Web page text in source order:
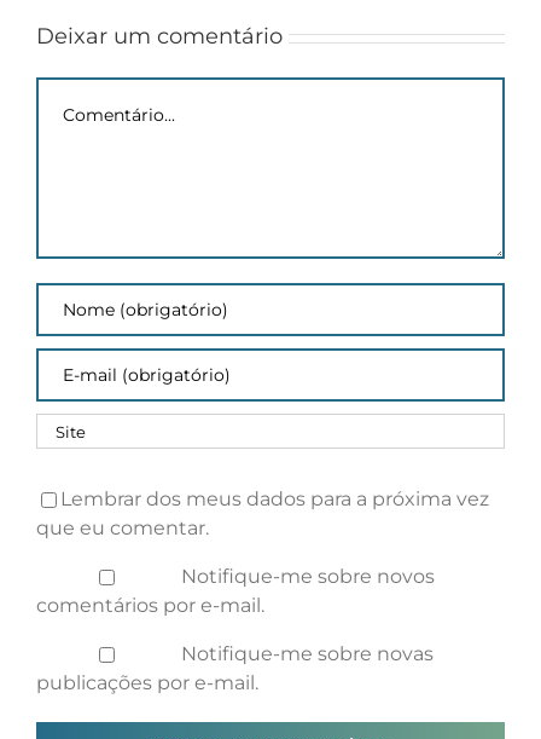
pesquisa
Deixar um comentário
Lembrar dos meus dados para a próxima vez
que eu comentar.
Notifique-me sobre novos
comentários por e-mail.
Notifique-me sobre novas
publicações por e-mail.